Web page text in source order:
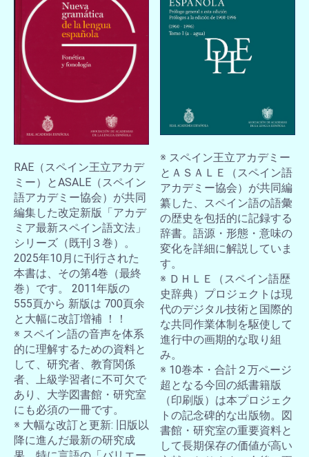
RAE（スペイン王立アカデ
ミー）とASALE（スペイン
語アカデミー協会）が共同
編集した改定新版「アカデ
ミア最新スペイン語文法」
シリーズ（既刊３巻）。
2025年10月に刊行された
本書は、その第4巻（最終
巻）です。 2011年版の
555頁から 新版は 700頁余
と大幅に改訂増補 ！！
※ スペイン語の音声を体系
的に理解するための資料と
して、研究者、教育関係
者、上級学習者に不可欠で
あり、大学図書館・研究室
にも必須の一冊です。
※ 大幅な改訂と更新: 旧版以
降に進んだ最新の研究成
※ スペイン王立アカデミー
とＡＳＡＬＥ（スペイン語
アカデミー協会）が共同編
纂した、スペイン語の語彙
の歴史を包括的に記録する
辞書。語源・形態・意味の
変化を詳細に解説していま
す。
※ ＤＨＬＥ（スペイン語歴
史辞典）プロジェクトは現
代のデジタル技術と国際的
な共同作業体制を駆使して
進行中の画期的な取り組
み。
※ 10巻本・合計２万ページ
超となる今回の紙書籍版
（印刷版）は本プロジェク
トの記念碑的な出版物。図
書館・研究室の重要資料と
して長期保存の価値が高い